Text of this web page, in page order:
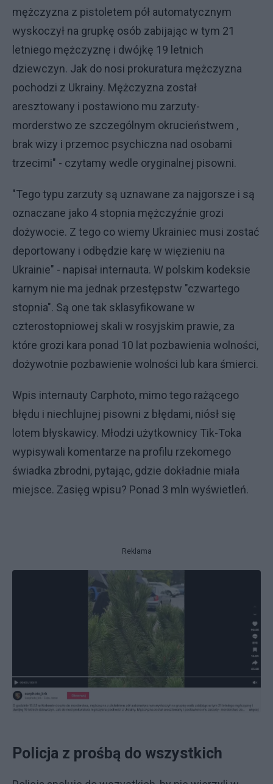
mężczyzna z pistoletem pół automatycznym
wyskoczył na grupkę osób zabijając w tym 21
letniego mężczyznę i dwójkę 19 letnich
dziewczyn. Jak do nosi prokuratura mężczyzna
pochodzi z Ukrainy. Mężczyzna został
aresztowany i postawiono mu zarzuty-
morderstwo ze szczególnym okrucieństwem ,
brak wizy i przemoc psychiczna nad osobami
trzecimi" - czytamy wedle oryginalnej pisowni.
"Tego typu zarzuty są uznawane za najgorsze i są
oznaczane jako 4 stopnia mężczyźnie grozi
dożywocie. Z tego co wiemy Ukrainiec musi zostać
deportowany i odbędzie karę w więzieniu na
Ukrainie" - napisał internauta. W polskim kodeksie
karnym nie ma jednak przestępstw "czwartego
stopnia". Są one tak sklasyfikowane w
czterostopniowej skali w rosyjskim prawie, za
które grozi kara ponad 10 lat pozbawienia wolności,
dożywotnie pozbawienie wolności lub kara śmierci.
Wpis internauty Carphoto, mimo tego rażącego
błędu i niechlujnej pisowni z błędami, niósł się
lotem błyskawicy. Młodzi użytkownicy Tik-Toka
wypisywali komentarze na profilu rzekomego
świadka zbrodni, pytając, gdzie dokładnie miała
miejsce. Zasięg wpisu? Ponad 3 mln wyświetleń.
Reklama
Policja z prośbą do wszystkich